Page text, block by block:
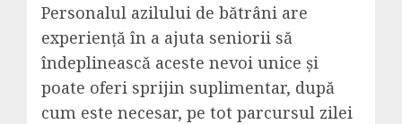
Personalul azilului de bătrâni are
experiență în a ajuta seniorii să
îndeplinească aceste nevoi unice și
poate oferi sprijin suplimentar, după
cum este necesar, pe tot parcursul zilei